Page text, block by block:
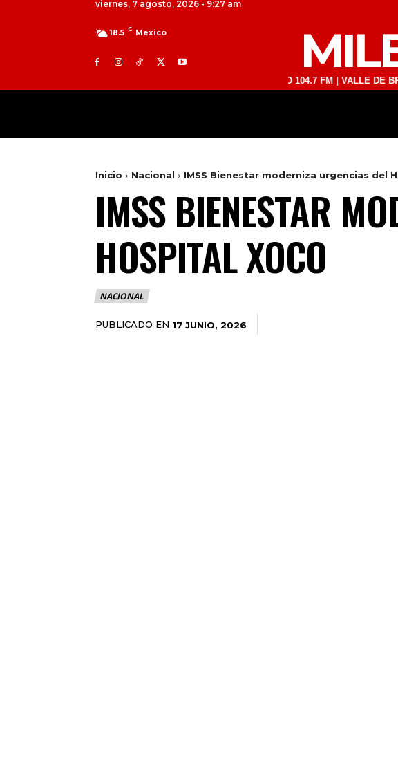
viernes, 7 agosto, 2026 - 9:27 am
18.5 C Mexico
TOLUCA 98.9 FM | ATLACOMULCO 104.7 FM | VALLE DE
Inicio Nacional IMSS Bienestar moderniza urgencias del
IMSS BIENESTAR
HOSPITAL XOCO
NACIONAL
PUBLICADO EN 17 JUNIO, 2026